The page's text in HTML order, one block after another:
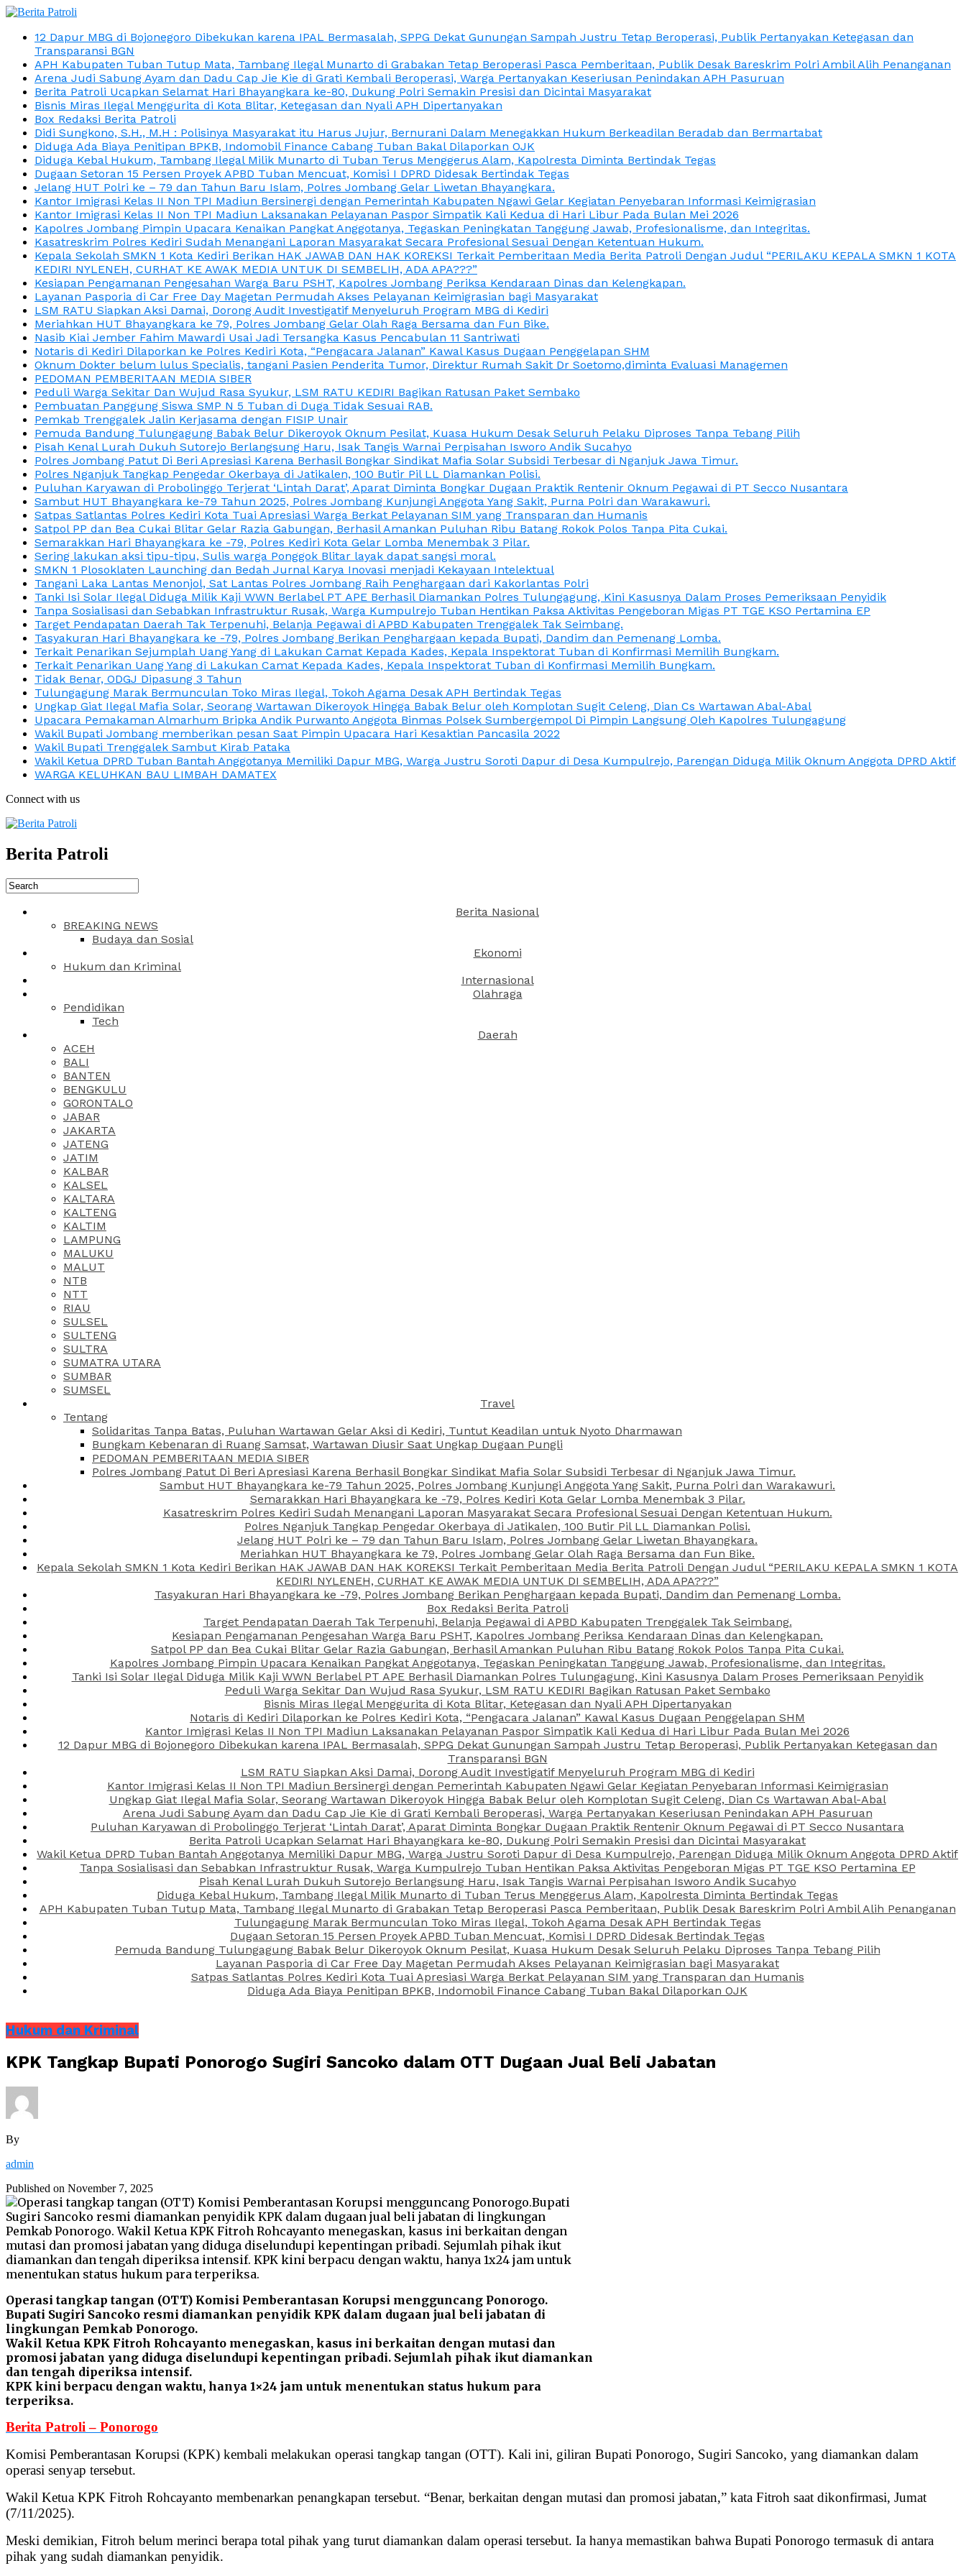
12 Dapur MBG di Bojonegoro Dibekukan karena IPAL Bermasalah, SPPG Dekat Gunungan Sampah Justru Tetap Beroperasi, Publik Pertanyakan Ketegasan dan
Transparansi BGN
APH Kabupaten Tuban Tutup Mata, Tambang Ilegal Munarto di Grabakan Tetap Beroperasi Pasca Pemberitaan, Publik Desak Bareskrim Polri Ambil Alih Penanganan
Arena Judi Sabung Ayam dan Dadu Cap Jie Kie di Grati Kembali Beroperasi, Warga Pertanyakan Keseriusan Penindakan APH Pasuruan
Berita Patroli Ucapkan Selamat Hari Bhayangkara ke-80, Dukung Polri Semakin Presisi dan Dicintai Masyarakat
Bisnis Miras Ilegal Menggurita di Kota Blitar, Ketegasan dan Nyali APH Dipertanyakan
Box Redaksi Berita Patroli
Didi Sungkono, S.H., M.H : Polisinya Masyarakat itu Harus Jujur, Bernurani Dalam Menegakkan Hukum Berkeadilan Beradab dan Bermartabat
Diduga Ada Biaya Penitipan BPKB, Indomobil Finance Cabang Tuban Bakal Dilaporkan OJK
Diduga Kebal Hukum, Tambang Ilegal Milik Munarto di Tuban Terus Menggerus Alam, Kapolresta Diminta Bertindak Tegas
Dugaan Setoran 15 Persen Proyek APBD Tuban Mencuat, Komisi I DPRD Didesak Bertindak Tegas
Jelang HUT Polri ke – 79 dan Tahun Baru Islam, Polres Jombang Gelar Liwetan Bhayangkara.
Kantor Imigrasi Kelas II Non TPI Madiun Bersinergi dengan Pemerintah Kabupaten Ngawi Gelar Kegiatan Penyebaran Informasi Keimigrasian
Kantor Imigrasi Kelas II Non TPI Madiun Laksanakan Pelayanan Paspor Simpatik Kali Kedua di Hari Libur Pada Bulan Mei 2026
Kapolres Jombang Pimpin Upacara Kenaikan Pangkat Anggotanya, Tegaskan Peningkatan Tanggung Jawab, Profesionalisme, dan Integritas.
Kasatreskrim Polres Kediri Sudah Menangani Laporan Masyarakat Secara Profesional Sesuai Dengan Ketentuan Hukum.
Kepala Sekolah SMKN 1 Kota Kediri Berikan HAK JAWAB DAN HAK KOREKSI Terkait Pemberitaan Media Berita Patroli Dengan Judul “PERILAKU KEPALA SMKN 1 KOTA
KEDIRI NYLENEH, CURHAT KE AWAK MEDIA UNTUK DI SEMBELIH, ADA APA???”
Kesiapan Pengamanan Pengesahan Warga Baru PSHT, Kapolres Jombang Periksa Kendaraan Dinas dan Kelengkapan.
Layanan Pasporia di Car Free Day Magetan Permudah Akses Pelayanan Keimigrasian bagi Masyarakat
LSM RATU Siapkan Aksi Damai, Dorong Audit Investigatif Menyeluruh Program MBG di Kediri
Meriahkan HUT Bhayangkara ke 79, Polres Jombang Gelar Olah Raga Bersama dan Fun Bike.
Nasib Kiai Jember Fahim Mawardi Usai Jadi Tersangka Kasus Pencabulan 11 Santriwati
Notaris di Kediri Dilaporkan ke Polres Kediri Kota, “Pengacara Jalanan” Kawal Kasus Dugaan Penggelapan SHM
Oknum Dokter belum lulus Specialis, tangani Pasien Penderita Tumor, Direktur Rumah Sakit Dr Soetomo,diminta Evaluasi Managemen
PEDOMAN PEMBERITAAN MEDIA SIBER
Peduli Warga Sekitar Dan Wujud Rasa Syukur, LSM RATU KEDIRI Bagikan Ratusan Paket Sembako
Pembuatan Panggung Siswa SMP N 5 Tuban di Duga Tidak Sesuai RAB.
Pemkab Trenggalek Jalin Kerjasama dengan FISIP Unair
Pemuda Bandung Tulungagung Babak Belur Dikeroyok Oknum Pesilat, Kuasa Hukum Desak Seluruh Pelaku Diproses Tanpa Tebang Pilih
Pisah Kenal Lurah Dukuh Sutorejo Berlangsung Haru, Isak Tangis Warnai Perpisahan Isworo Andik Sucahyo
Polres Jombang Patut Di Beri Apresiasi Karena Berhasil Bongkar Sindikat Mafia Solar Subsidi Terbesar di Nganjuk Jawa Timur.
Polres Nganjuk Tangkap Pengedar Okerbaya di Jatikalen, 100 Butir Pil LL Diamankan Polisi.
Puluhan Karyawan di Probolinggo Terjerat ‘Lintah Darat’, Aparat Diminta Bongkar Dugaan Praktik Rentenir Oknum Pegawai di PT Secco Nusantara
Sambut HUT Bhayangkara ke-79 Tahun 2025, Polres Jombang Kunjungi Anggota Yang Sakit, Purna Polri dan Warakawuri.
Satpas Satlantas Polres Kediri Kota Tuai Apresiasi Warga Berkat Pelayanan SIM yang Transparan dan Humanis
Satpol PP dan Bea Cukai Blitar Gelar Razia Gabungan, Berhasil Amankan Puluhan Ribu Batang Rokok Polos Tanpa Pita Cukai.
Semarakkan Hari Bhayangkara ke -79, Polres Kediri Kota Gelar Lomba Menembak 3 Pilar.
Sering lakukan aksi tipu-tipu, Sulis warga Ponggok Blitar layak dapat sangsi moral.
SMKN 1 Plosoklaten Launching dan Bedah Jurnal Karya Inovasi menjadi Kekayaan Intelektual
Tangani Laka Lantas Menonjol, Sat Lantas Polres Jombang Raih Penghargaan dari Kakorlantas Polri
Tanki Isi Solar Ilegal Diduga Milik Kaji WWN Berlabel PT APE Berhasil Diamankan Polres Tulungagung, Kini Kasusnya Dalam Proses Pemeriksaan Penyidik
Tanpa Sosialisasi dan Sebabkan Infrastruktur Rusak, Warga Kumpulrejo Tuban Hentikan Paksa Aktivitas Pengeboran Migas PT TGE KSO Pertamina EP
Target Pendapatan Daerah Tak Terpenuhi, Belanja Pegawai di APBD Kabupaten Trenggalek Tak Seimbang.
Tasyakuran Hari Bhayangkara ke -79, Polres Jombang Berikan Penghargaan kepada Bupati, Dandim dan Pemenang Lomba.
Terkait Penarikan Sejumplah Uang Yang di Lakukan Camat Kepada Kades, Kepala Inspektorat Tuban di Konfirmasi Memilih Bungkam.
Terkait Penarikan Uang Yang di Lakukan Camat Kepada Kades, Kepala Inspektorat Tuban di Konfirmasi Memilih Bungkam.
Tidak Benar, ODGJ Dipasung 3 Tahun
Tulungagung Marak Bermunculan Toko Miras Ilegal, Tokoh Agama Desak APH Bertindak Tegas
Ungkap Giat Ilegal Mafia Solar, Seorang Wartawan Dikeroyok Hingga Babak Belur oleh Komplotan Sugit Celeng, Dian Cs Wartawan Abal-Abal
Upacara Pemakaman Almarhum Bripka Andik Purwanto Anggota Binmas Polsek Sumbergempol Di Pimpin Langsung Oleh Kapolres Tulungagung
Wakil Bupati Jombang memberikan pesan Saat Pimpin Upacara Hari Kesaktian Pancasila 2022
Wakil Bupati Trenggalek Sambut Kirab Pataka
Wakil Ketua DPRD Tuban Bantah Anggotanya Memiliki Dapur MBG, Warga Justru Soroti Dapur di Desa Kumpulrejo, Parengan Diduga Milik Oknum Anggota DPRD Aktif
WARGA KELUHKAN BAU LIMBAH DAMATEX
Connect with us
Berita Patroli
Berita Nasional
BREAKING NEWS
Budaya dan Sosial
Ekonomi
Hukum dan Kriminal
Internasional
Olahraga
Pendidikan
Tech
Daerah
ACEH
BALI
BANTEN
BENGKULU
GORONTALO
JABAR
JAKARTA
JATENG
JATIM
KALBAR
KALSEL
KALTARA
KALTENG
KALTIM
LAMPUNG
MALUKU
MALUT
NTB
NTT
RIAU
SULSEL
SULTENG
SULTRA
SUMATRA UTARA
SUMBAR
SUMSEL
Travel
Tentang
Solidaritas Tanpa Batas, Puluhan Wartawan Gelar Aksi di Kediri, Tuntut Keadilan untuk Nyoto Dharmawan
Bungkam Kebenaran di Ruang Samsat, Wartawan Diusir Saat Ungkap Dugaan Pungli
PEDOMAN PEMBERITAAN MEDIA SIBER
Polres Jombang Patut Di Beri Apresiasi Karena Berhasil Bongkar Sindikat Mafia Solar Subsidi Terbesar di Nganjuk Jawa Timur.
Sambut HUT Bhayangkara ke-79 Tahun 2025, Polres Jombang Kunjungi Anggota Yang Sakit, Purna Polri dan Warakawuri.
Semarakkan Hari Bhayangkara ke -79, Polres Kediri Kota Gelar Lomba Menembak 3 Pilar.
Kasatreskrim Polres Kediri Sudah Menangani Laporan Masyarakat Secara Profesional Sesuai Dengan Ketentuan Hukum.
Polres Nganjuk Tangkap Pengedar Okerbaya di Jatikalen, 100 Butir Pil LL Diamankan Polisi.
Jelang HUT Polri ke – 79 dan Tahun Baru Islam, Polres Jombang Gelar Liwetan Bhayangkara.
Meriahkan HUT Bhayangkara ke 79, Polres Jombang Gelar Olah Raga Bersama dan Fun Bike.
Kepala Sekolah SMKN 1 Kota Kediri Berikan HAK JAWAB DAN HAK KOREKSI Terkait Pemberitaan Media Berita Patroli Dengan Judul “PERILAKU KEPALA SMKN 1 KOTA
KEDIRI NYLENEH, CURHAT KE AWAK MEDIA UNTUK DI SEMBELIH, ADA APA???”
Tasyakuran Hari Bhayangkara ke -79, Polres Jombang Berikan Penghargaan kepada Bupati, Dandim dan Pemenang Lomba.
Box Redaksi Berita Patroli
Target Pendapatan Daerah Tak Terpenuhi, Belanja Pegawai di APBD Kabupaten Trenggalek Tak Seimbang.
Kesiapan Pengamanan Pengesahan Warga Baru PSHT, Kapolres Jombang Periksa Kendaraan Dinas dan Kelengkapan.
Satpol PP dan Bea Cukai Blitar Gelar Razia Gabungan, Berhasil Amankan Puluhan Ribu Batang Rokok Polos Tanpa Pita Cukai.
Kapolres Jombang Pimpin Upacara Kenaikan Pangkat Anggotanya, Tegaskan Peningkatan Tanggung Jawab, Profesionalisme, dan Integritas.
Tanki Isi Solar Ilegal Diduga Milik Kaji WWN Berlabel PT APE Berhasil Diamankan Polres Tulungagung, Kini Kasusnya Dalam Proses Pemeriksaan Penyidik
Peduli Warga Sekitar Dan Wujud Rasa Syukur, LSM RATU KEDIRI Bagikan Ratusan Paket Sembako
Bisnis Miras Ilegal Menggurita di Kota Blitar, Ketegasan dan Nyali APH Dipertanyakan
Notaris di Kediri Dilaporkan ke Polres Kediri Kota, “Pengacara Jalanan” Kawal Kasus Dugaan Penggelapan SHM
Kantor Imigrasi Kelas II Non TPI Madiun Laksanakan Pelayanan Paspor Simpatik Kali Kedua di Hari Libur Pada Bulan Mei 2026
12 Dapur MBG di Bojonegoro Dibekukan karena IPAL Bermasalah, SPPG Dekat Gunungan Sampah Justru Tetap Beroperasi, Publik Pertanyakan Ketegasan dan
Transparansi BGN
LSM RATU Siapkan Aksi Damai, Dorong Audit Investigatif Menyeluruh Program MBG di Kediri
Kantor Imigrasi Kelas II Non TPI Madiun Bersinergi dengan Pemerintah Kabupaten Ngawi Gelar Kegiatan Penyebaran Informasi Keimigrasian
Ungkap Giat Ilegal Mafia Solar, Seorang Wartawan Dikeroyok Hingga Babak Belur oleh Komplotan Sugit Celeng, Dian Cs Wartawan Abal-Abal
Arena Judi Sabung Ayam dan Dadu Cap Jie Kie di Grati Kembali Beroperasi, Warga Pertanyakan Keseriusan Penindakan APH Pasuruan
Puluhan Karyawan di Probolinggo Terjerat ‘Lintah Darat’, Aparat Diminta Bongkar Dugaan Praktik Rentenir Oknum Pegawai di PT Secco Nusantara
Berita Patroli Ucapkan Selamat Hari Bhayangkara ke-80, Dukung Polri Semakin Presisi dan Dicintai Masyarakat
Wakil Ketua DPRD Tuban Bantah Anggotanya Memiliki Dapur MBG, Warga Justru Soroti Dapur di Desa Kumpulrejo, Parengan Diduga Milik Oknum Anggota DPRD Aktif
Tanpa Sosialisasi dan Sebabkan Infrastruktur Rusak, Warga Kumpulrejo Tuban Hentikan Paksa Aktivitas Pengeboran Migas PT TGE KSO Pertamina EP
Pisah Kenal Lurah Dukuh Sutorejo Berlangsung Haru, Isak Tangis Warnai Perpisahan Isworo Andik Sucahyo
Diduga Kebal Hukum, Tambang Ilegal Milik Munarto di Tuban Terus Menggerus Alam, Kapolresta Diminta Bertindak Tegas
APH Kabupaten Tuban Tutup Mata, Tambang Ilegal Munarto di Grabakan Tetap Beroperasi Pasca Pemberitaan, Publik Desak Bareskrim Polri Ambil Alih Penanganan
Tulungagung Marak Bermunculan Toko Miras Ilegal, Tokoh Agama Desak APH Bertindak Tegas
Dugaan Setoran 15 Persen Proyek APBD Tuban Mencuat, Komisi I DPRD Didesak Bertindak Tegas
Pemuda Bandung Tulungagung Babak Belur Dikeroyok Oknum Pesilat, Kuasa Hukum Desak Seluruh Pelaku Diproses Tanpa Tebang Pilih
Layanan Pasporia di Car Free Day Magetan Permudah Akses Pelayanan Keimigrasian bagi Masyarakat
Satpas Satlantas Polres Kediri Kota Tuai Apresiasi Warga Berkat Pelayanan SIM yang Transparan dan Humanis
Diduga Ada Biaya Penitipan BPKB, Indomobil Finance Cabang Tuban Bakal Dilaporkan OJK
Hukum dan Kriminal
KPK Tangkap Bupati Ponorogo Sugiri Sancoko dalam OTT Dugaan Jual Beli Jabatan
By
admin
Published on November 7, 2025
Operasi tangkap tangan (OTT) Komisi Pemberantasan Korupsi mengguncang Ponorogo.
Bupati Sugiri Sancoko resmi diamankan penyidik KPK dalam dugaan jual beli jabatan di
lingkungan Pemkab Ponorogo.
Wakil Ketua KPK Fitroh Rohcayanto menegaskan, kasus ini berkaitan dengan mutasi dan
promosi jabatan yang diduga diselundupi kepentingan pribadi. Sejumlah pihak ikut diamankan
dan tengah diperiksa intensif.
KPK kini berpacu dengan waktu, hanya 1×24 jam untuk menentukan status hukum para
terperiksa.
Berita Patroli – Ponorogo
Komisi Pemberantasan Korupsi (KPK) kembali melakukan operasi tangkap tangan (OTT). Kali ini, giliran Bupati Ponorogo, Sugiri Sancoko, yang diamankan dalam
operasi senyap tersebut.
Wakil Ketua KPK Fitroh Rohcayanto membenarkan penangkapan tersebut. “Benar, berkaitan dengan mutasi dan promosi jabatan,” kata Fitroh saat dikonfirmasi, Jumat
(7/11/2025).
Meski demikian, Fitroh belum merinci berapa total pihak yang turut diamankan dalam operasi tersebut. Ia hanya memastikan bahwa Bupati Ponorogo termasuk di antara
pihak yang sudah diamankan penyidik.